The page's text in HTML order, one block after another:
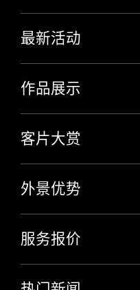
最新活动
作品展示
客片大赏
外景优势
服务报价